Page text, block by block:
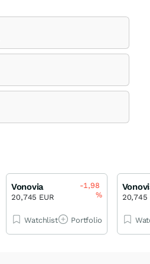
Vonovia
20,745 EUR
-1,98
%
Watchlist Portfolio
20,745